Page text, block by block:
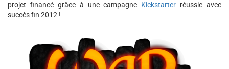
projet financé grâce à une campagne Kickstarter réussie avec
succès fin 2012 !